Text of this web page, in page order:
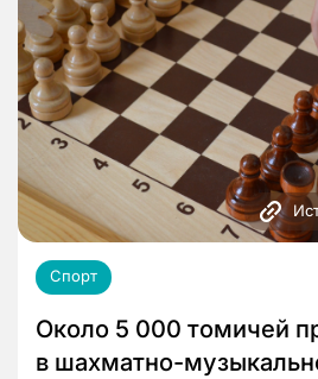
Спорт
Около 5 000 томичей
в шахматно-